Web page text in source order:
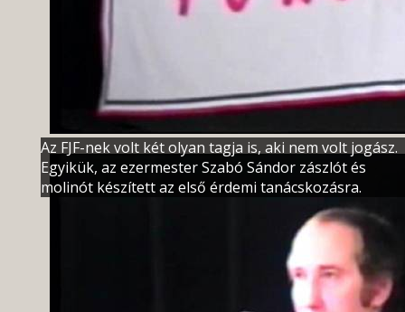
Az FJF-nek volt két olyan tagja is, aki nem volt jogász.
Egyikük, az ezermester Szabó Sándor zászlót és
molinót készített az első érdemi tanácskozásra.